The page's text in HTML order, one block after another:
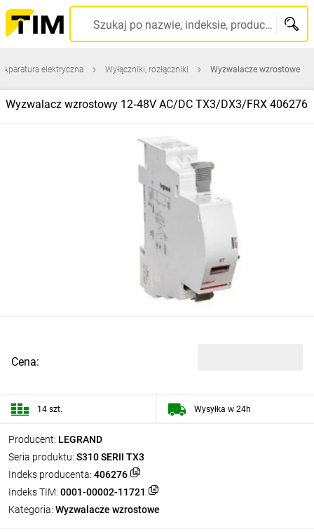
Szukaj po nazwie, indeksie, producencie, kodzie kreskowym...
Aparatura elektryczna Wyłączniki, rozłączniki Wyzwalacze wzrostowe
Wyzwalacz wzrostowy 12‑48V AC/DC TX3/DX3/FRX 406276
Producent: LEGRAND
Seria produktu: S310 SERII TX3
Indeks producenta: 406276
Indeks TIM: 0001-00002-11721
Kategoria: Wyzwalacze wzrostowe
Cena:
14 szt. Wysyłka w 24h